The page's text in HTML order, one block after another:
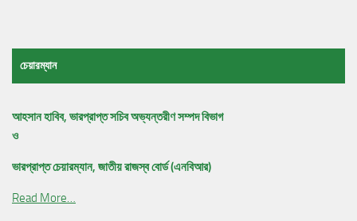
চেয়ারম্যান
আহসান হাবিব, ভারপ্রাপ্ত সচিব অভ্যন্তরীণ সম্পদ বিভাগ
ও
ভারপ্রাপ্ত চেয়ারম্যান, জাতীয় রাজস্ব বোর্ড (এনবিআর)
Read More…